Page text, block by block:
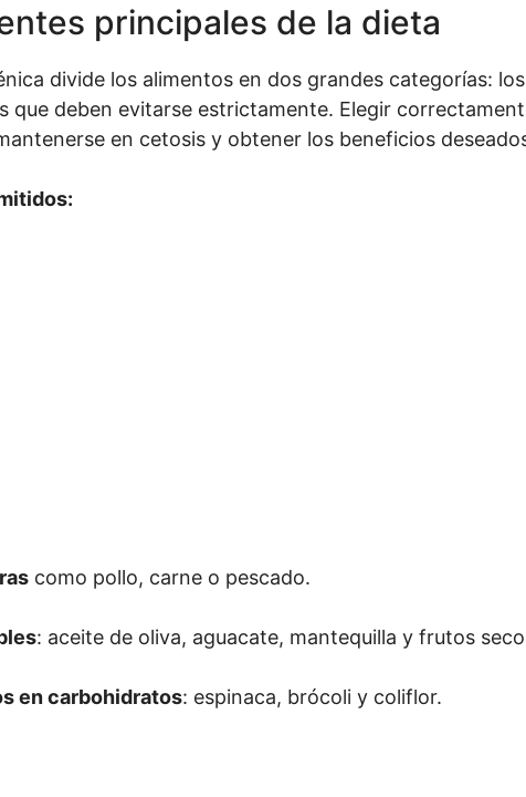
principales de la dieta
divide los alimentos en dos grandes categorías:
que deben evitarse estrictamente. Elegir
en cetosis y obtener los beneficios
como pollo, carne o pescado.
: aceite de oliva, aguacate, mantequilla y frutos
en carbohidratos: espinaca, brócoli y coliflor.